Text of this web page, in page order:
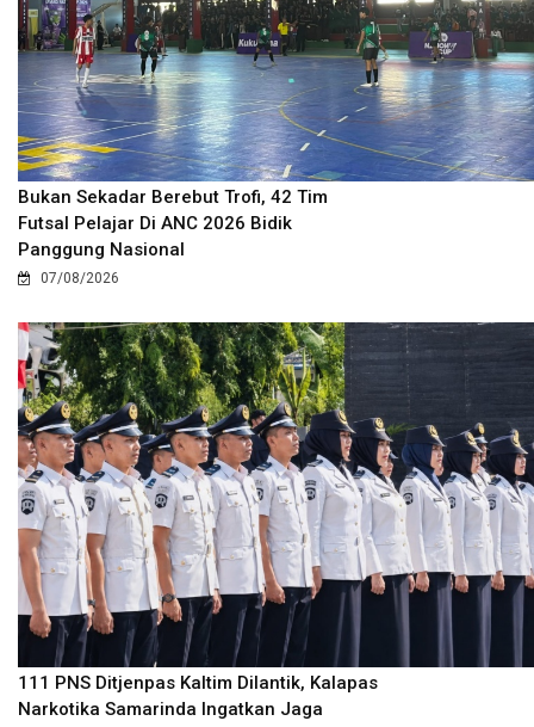
Bukan Sekadar Berebut Trofi, 42 Tim
Futsal Pelajar Di ANC 2026 Bidik
Panggung Nasional
07/08/2026
111 PNS Ditjenpas Kaltim Dilantik, Kalapas
Narkotika Samarinda Ingatkan Jaga